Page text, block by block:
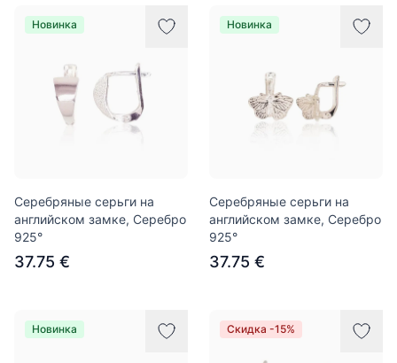
Новинка
Серебряные серьги на
английском замке, Серебро
925°
37.75 €
Новинка
Серебряные серьги на
английском замке, Серебро
925°
37.75 €
Новинка Скидка -15%